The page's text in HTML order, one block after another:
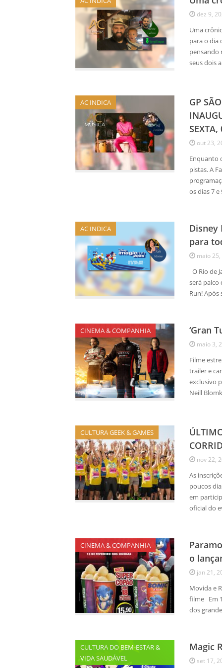
dez 9,
Uma
para o dia
pensando
seus dois
AC INDICA
GP
out 23,
Enquanto
pistas. A
os dias 7
AC INDICA
Disney
para
maio
O Rio de
será palco
Run! Após
CINEMA & COMPANHIA ‘Gran
maio 3,
Filme
trailer e
exclusivo
Neill
CULTURA GEEK & GAMES
nov 22,
As
poucos
em
oficial do
CINEMA & COMPANHIA
o
jan 21,
Movida e
filme Em
dos
CULTURA DO BEM-ESTAR &
VIDA SAUDÁVEL
Magic
set 17,